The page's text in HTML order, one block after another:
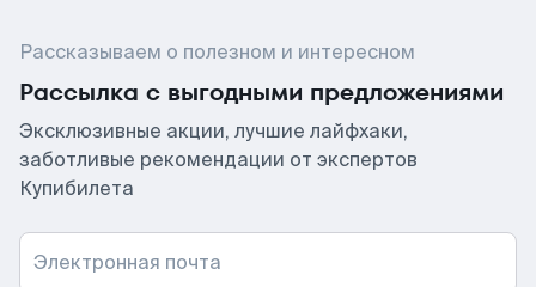
Рассказываем о полезном и интересном
Рассылка с выгодными предложениями
Эксклюзивные акции, лучшие лайфхаки,
заботливые рекомендации от экспертов
Купибилета
Электронная почта